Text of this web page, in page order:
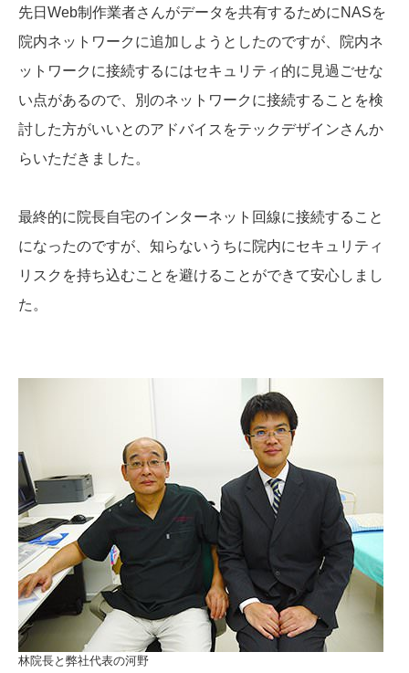
先日Web制作業者さんがデータを共有するためにNASを
院内ネットワークに追加しようとしたのですが、院内ネ
ットワークに接続するにはセキュリティ的に見過ごせな
い点があるので、別のネットワークに接続することを検
討した方がいいとのアドバイスをテックデザインさんか
らいただきました。
最終的に院長自宅のインターネット回線に接続すること
になったのですが、知らないうちに院内にセキュリティ
リスクを持ち込むことを避けることができて安心しまし
た。
林院長と弊社代表の河野